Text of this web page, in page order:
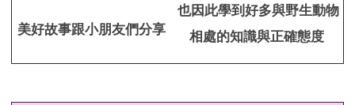
美好故事跟小朋友們分享
也因此學到好多與野生動物
相處的知識與正確態度